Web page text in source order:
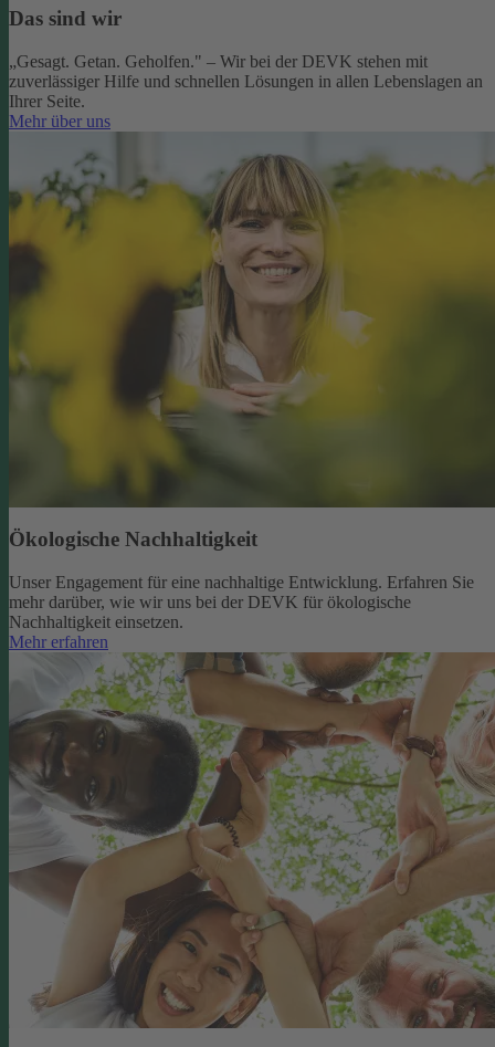
Das sind wir
„Gesagt. Getan. Geholfen." – Wir bei der DEVK stehen mit
zuverlässiger Hilfe und schnellen Lösungen in allen Lebenslagen an
Ihrer Seite.
Mehr über uns
Ökologische Nachhaltigkeit
Unser Engagement für eine nachhaltige Entwicklung. Erfahren Sie
mehr darüber, wie wir uns bei der DEVK für ökologische
Nachhaltigkeit einsetzen.
Mehr erfahren